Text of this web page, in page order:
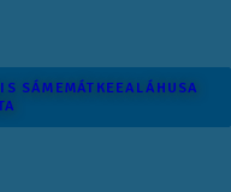
SÁME­MÁTKEEALÁHUSA